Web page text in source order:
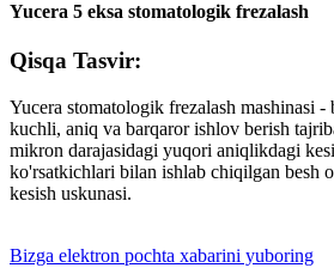
Yucera 5 eksa stomatologik frezalash
Qisqa Tasvir:
Yucera stomatologik frezalash mashinasi -
kuchli, aniq va barqaror ishlov berish
mikron darajasidagi yuqori aniqlikdagi
ko'rsatkichlari bilan ishlab chiqilgan besh
kesish uskunasi.
Bizga elektron pochta xabarini yuboring